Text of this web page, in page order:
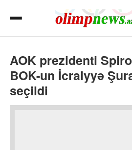
AOK prezidenti
BOK-un İcraiyyə
seçildi